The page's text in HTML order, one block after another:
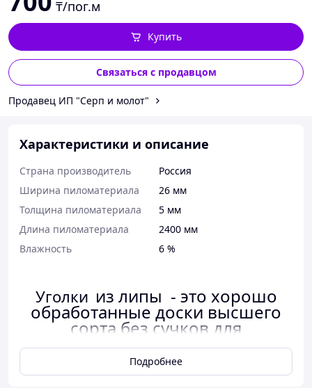
₸/пог.м
Купить
Связаться с продавцом
Продавец ИП "Серп и молот"
Характеристики и описание
Страна производитель
Россия
Ширина пиломатериала
26 мм
Толщина пиломатериала
5 мм
Длина пиломатериала
2400 мм
Влажность
6 %
Уголки из липы - это хорошо
обработанные доски высшего
сорта без сучков для
изготовления рамки вокруг
дверей , окон и дверных
проёмов .
Подробнее